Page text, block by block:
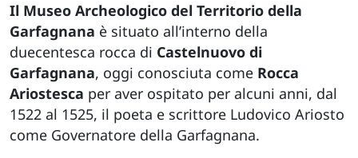
Il Museo Archeologico del Territorio della
Garfagnana è situato all’interno della
duecentesca rocca di Castelnuovo di
Garfagnana, oggi conosciuta come Rocca
Ariostesca per aver ospitato per alcuni anni, dal
1522 al 1525, il poeta e scrittore Ludovico Ariosto
come Governatore della Garfagnana.